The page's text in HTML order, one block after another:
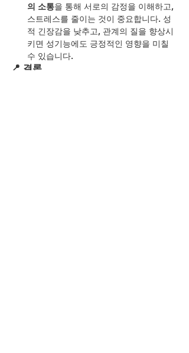
의 소통을 통해 서로의 감정을 이해하고,
스트레스를 줄이는 것이 중요합니다. 성
적 긴장감을 낮추고, 관계의 질을 향상시
키면 성기능에도 긍정적인 영향을 미칠
수 있습니다.
📍 결론